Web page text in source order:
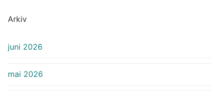
Arkiv
juni 2026
mai 2026